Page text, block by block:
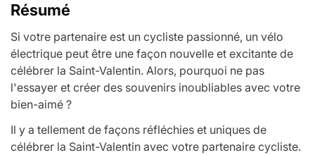
Résumé
Si votre partenaire est un cycliste passionné, un vélo
électrique peut être une façon nouvelle et excitante de
célébrer la Saint-Valentin. Alors, pourquoi ne pas
l'essayer et créer des souvenirs inoubliables avec votre
bien-aimé ?
Il y a tellement de façons réfléchies et uniques de
célébrer la Saint-Valentin avec votre partenaire cycliste.